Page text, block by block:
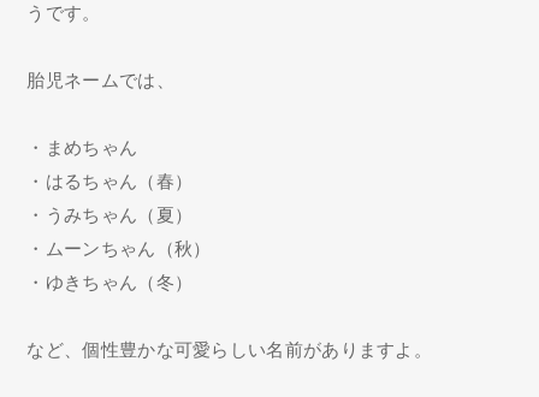
うです。
胎児ネームでは、
・まめちゃん
・はるちゃん（春）
・うみちゃん（夏）
・ムーンちゃん（秋）
・ゆきちゃん（冬）
など、個性豊かな可愛らしい名前がありますよ。